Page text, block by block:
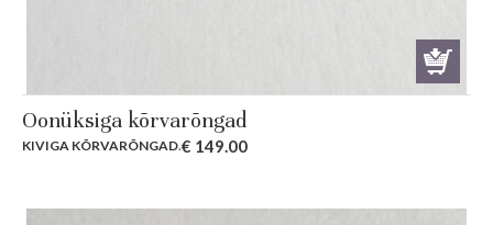
Oonüksiga kõrvarõngad
KIVIGA KÕRVARÕNGAD.€ 149.00